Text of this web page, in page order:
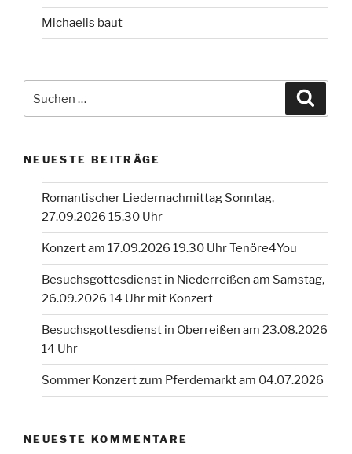
Michaelis baut
nach:
NEUESTE BEITRÄGE
Romantischer Liedernachmittag Sonntag,
27.09.2026 15.30 Uhr
Konzert am 17.09.2026 19.30 Uhr Tenöre4You
Besuchsgottesdienst in Niederreißen am Samstag,
26.09.2026 14 Uhr mit Konzert
Besuchsgottesdienst in Oberreißen am 23.08.2026
14 Uhr
Sommer Konzert zum Pferdemarkt am 04.07.2026
NEUESTE KOMMENTARE